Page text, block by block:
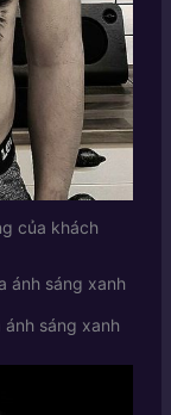
của khách
sáng xanh